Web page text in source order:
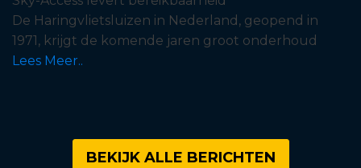
De Haringvlietsluizen in Nederland, geopend in
1971, krijgt de komende jaren groot onderhoud
Lees Meer..
BEKIJK ALLE BERICHTEN